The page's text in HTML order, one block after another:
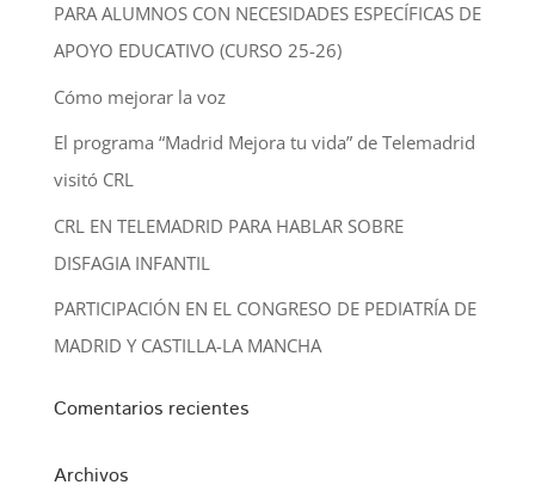
PARA ALUMNOS CON NECESIDADES ESPECÍFICAS DE
APOYO EDUCATIVO (CURSO 25-26)
Cómo mejorar la voz
El programa “Madrid Mejora tu vida” de Telemadrid
visitó CRL
CRL EN TELEMADRID PARA HABLAR SOBRE
DISFAGIA INFANTIL
PARTICIPACIÓN EN EL CONGRESO DE PEDIATRÍA DE
MADRID Y CASTILLA-LA MANCHA
Comentarios recientes
Archivos